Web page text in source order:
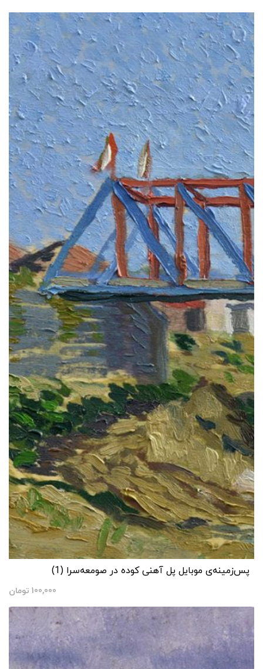
پس‌زمینه‌ی موبایل پل آهنی کوده در صومعه‌سرا (1)
100,000 تومان